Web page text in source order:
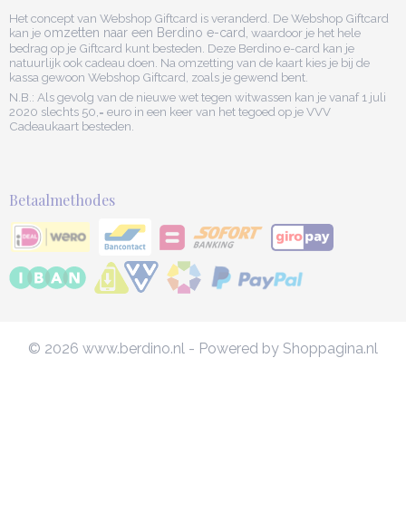
Het concept van Webshop Giftcard is veranderd. De Webshop Giftcard
kan je omzetten naar een Berdino e-card, waardoor je het hele
bedrag op je Giftcard kunt besteden. Deze Berdino e-card kan je
natuurlijk ook cadeau doen. Na omzetting van de kaart kies je bij de
kassa gewoon Webshop Giftcard, zoals je gewend bent.
N.B.: Als gevolg van de nieuwe wet tegen witwassen kan je vanaf 1 juli
2020 slechts 50,= euro in een keer van het tegoed op je VVV
Cadeaukaart besteden.
Betaalmethodes
© 2026 www.berdino.nl - Powered by Shoppagina.nl